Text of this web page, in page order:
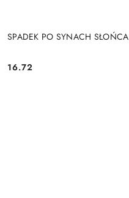
SPADEK PO SYNACH SŁOŃCA
Cena:
16.72